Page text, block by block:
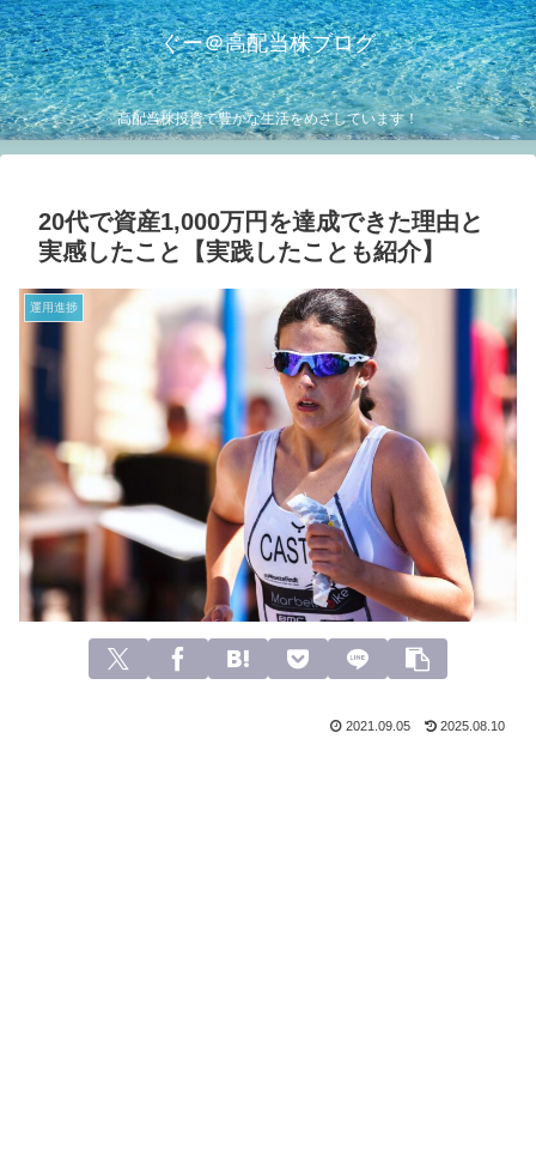
ぐー＠高配当株ブログ
高配当株投資で豊かな生活をめざしています！
20代で資産1,000万円を達成できた理由と
実感したこと【実践したことも紹介】
運用進捗
2021.09.05 2025.08.10